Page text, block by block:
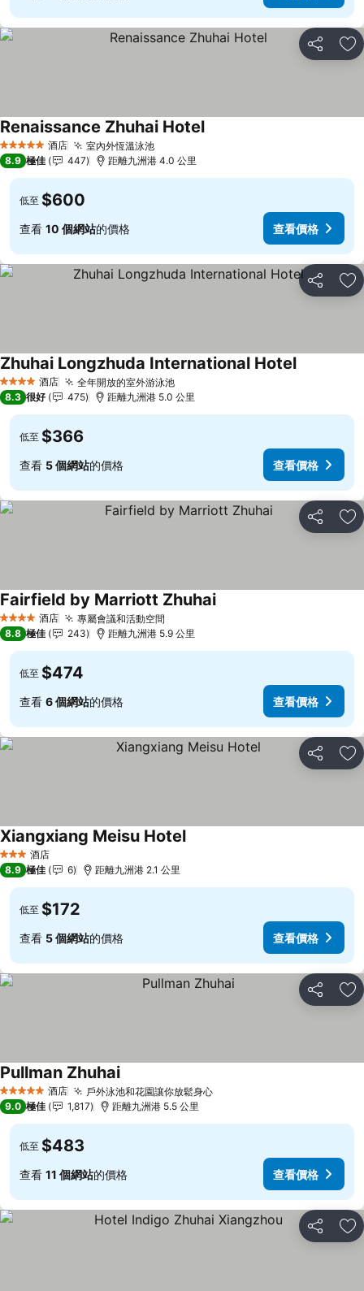
分享 放
5 星級 酒店 室內外恆溫泳池
Renaissance Zhuhai Hotel
8.9 極佳 447 距離九洲港 4.0 公里
低至 $600
查看 10 個網站的價格 查看價格
分享 放
4 星級 酒店 全年開放的室外游泳池
Zhuhai Longzhuda International Hotel
8.3 很好 475 距離九洲港 5.0 公里
低至 $366
查看 5 個網站的價格 查看價格
分享 放
4 星級 酒店 專屬會議和活動空間
Fairfield by Marriott Zhuhai
8.8 極佳 243 距離九洲港 5.9 公里
低至 $474
查看 6 個網站的價格 查看價格
分享 放
3 星級 酒店
Xiangxiang Meisu Hotel
8.9 極佳 6 距離九洲港 2.1 公里
低至 $172
查看 5 個網站的價格 查看價格
分享 放
5 星級 酒店 戶外泳池和花園讓你放鬆身心
Pullman Zhuhai
9.0 極佳 1,817 距離九洲港 5.5 公里
低至 $483
查看 11 個網站的價格 查看價格
分享 放